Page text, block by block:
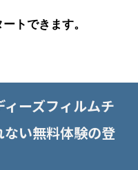
トできます。
ーズフィルムチ
い無料体験の登